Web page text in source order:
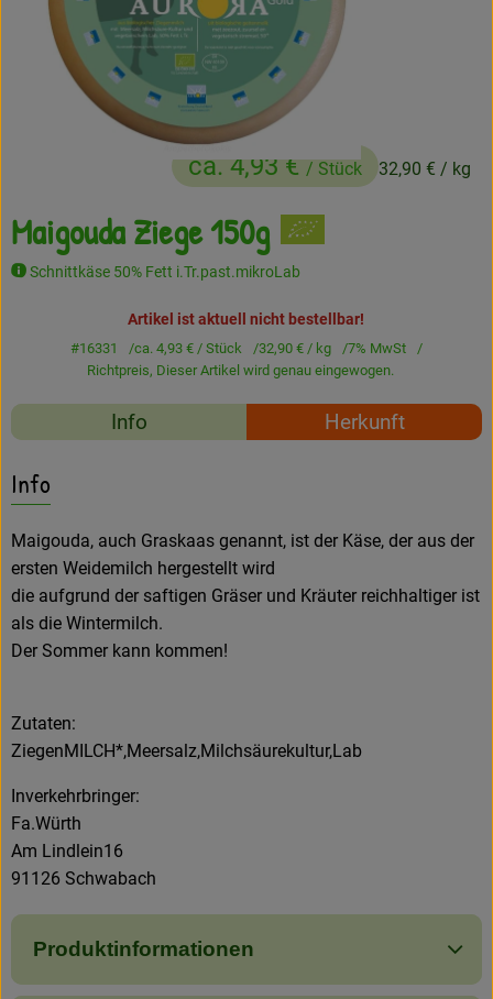
Frisches
Angebote
Naturkosmetik
Drogerie
Gratis Ökokiste im Wert von 25 Euro
Veranstaltungen
Amperhof-Blog
Entdecken
Über uns
Maigouda Ziege 150g
Schnittkäse 50% Fett i.Tr.past.mikroLab
ca. 4,93 €/ Stück 32,90 € / kg
Artikel ist aktuell nicht bestellbar!
#16331 ca. 4,93 € / Stück 32,90 € / kg
7% MwSt
Richtpreis, Dieser Artikel wird genau eingewogen.
Rezepte
Info Herkunft
Info
Maigouda, auch Graskaas genannt, ist der Käse, der aus der
ersten Weidemilch hergestellt wird
die aufgrund der saftigen Gräser und Kräuter reichhaltiger ist
als die Wintermilch.
Der Sommer kann kommen!
Zutaten:
ZiegenMILCH*,Meersalz,Milchsäurekultur,Lab
Inverkehrbringer:
Fa.Würth
Am Lindlein16
91126 Schwabach
Produktinformationen